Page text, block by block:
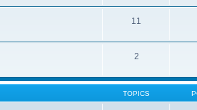
11
2
TOPICS